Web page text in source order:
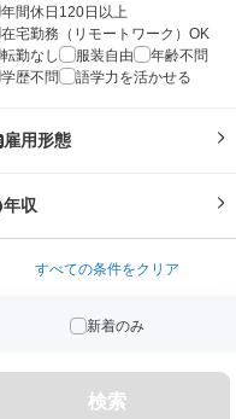
年間休日120日以上
在宅勤務（リモートワーク）OK
転勤なし
服装自由
年齢不問
学歴不問
語学力を活かせる
雇用形態
年収
すべての条件をクリア
新着のみ
検索